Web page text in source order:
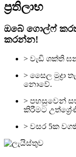
ප්‍රතිලාභ
ඔබේ ගොල්ෆ්
කරන්න!
> වැඩි ශක්ති
> සෛල මුද්‍රා
නොවේ.
> පහසුවෙන්
කිරීමට
> වසර 5ක